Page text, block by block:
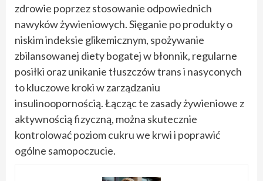
zdrowie poprzez stosowanie odpowiednich
nawyków żywieniowych. Sięganie po produkty o
niskim indeksie glikemicznym, spożywanie
zbilansowanej diety bogatej w błonnik, regularne
posiłki oraz unikanie tłuszczów trans i nasyconych
to kluczowe kroki w zarządzaniu
insulinoopornością. Łącząc te zasady żywieniowe z
aktywnością fizyczną, można skutecznie
kontrolować poziom cukru we krwi i poprawić
ogólne samopoczucie.